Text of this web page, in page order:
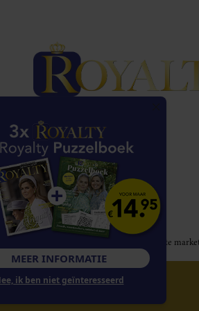
Royalty participeert in diverse affiliate
© 2026 Royalty Online
MEER INFORMATIE
Nee, ik ben niet geïnteresseerd